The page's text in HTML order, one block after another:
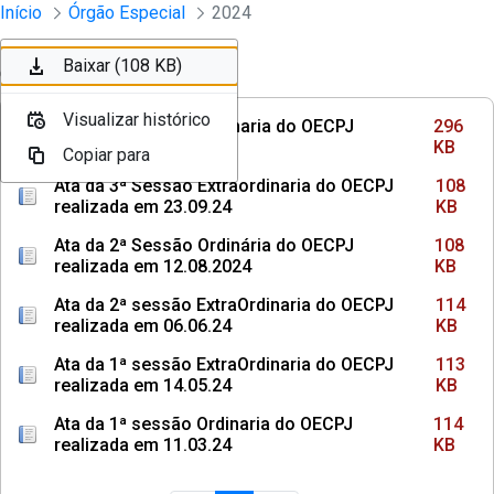
Pular para o Conteúdo principal
Sessões e Reuniões - Documentos
Início Órgão Especial 2024
Ordenar Filtro
Ata da 3ª Sessão Ordinaria do OECPJ
realizada em 14.10.24
296
KB
Ata da 3ª Sessão Extraordinaria do OECPJ
realizada em 23.09.24
108
KB
Ata da 2ª Sessão Ordinária do OECPJ
realizada em 12.08.2024
108
KB
Ata da 2ª sessão ExtraOrdinaria do OECPJ
realizada em 06.06.24
114
KB
Ata da 1ª sessão ExtraOrdinaria do OECPJ
realizada em 14.05.24
113
KB
Ata da 1ª sessão Ordinaria do OECPJ
realizada em 11.03.24
114
KB
Baixar (296 KB)
Visualizar histórico
Copiar para
Baixar (108 KB)
Visualizar histórico
Copiar para
Baixar (108 KB)
Visualizar histórico
Copiar para